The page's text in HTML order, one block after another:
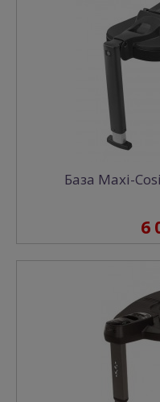
База Maxi-
6